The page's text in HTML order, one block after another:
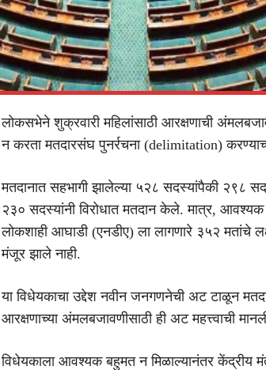
लोकसभेने शुक्रवारी महिलांसाठी आरक्षणाची
न करता मतदारसंघ पुनर्रचना (delimitation)
मतदानात सहभागी झालेल्या ५२८ सदस्यांपैकी २९८
२३० सदस्यांनी विरोधात मतदान केले. मात्र, आवश्यक
लोकशाही आघाडी (एनडीए) ला लागणारे ३५२ मतांचे
मंजूर झाले नाही.
या विधेयकाचा उद्देश नवीन जनगणनेची अट टाळून
आरक्षणाच्या अंमलबजावणीसाठी ही अट महत्त्वाची
विधेयकाला आवश्यक बहुमत न मिळाल्यानंतर केंद्रीय